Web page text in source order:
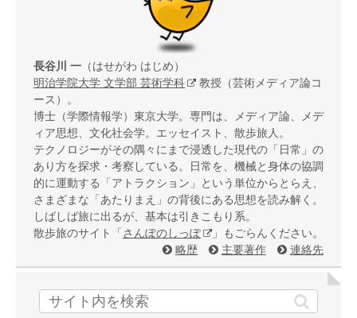
長谷川 一 （はせがわ はじめ）
明治学院大学 文学部 芸術学科
教授（芸術メディア論コ
ース）。
博士（学際情報学）東京大学。専門は、メディア論、メデ
ィア思想、文化社会学。エッセイスト、散歩旅人。
テクノロジーがその隅々にまで浸透した現代の「日常」の
あり方を探求・考察している。日常を、機械と身体の協調
的に運動する「アトラクション」という単位からとらえ、
さまざまな「あたりまえ」の背後にある思想を読み解く。
しばしば旅に出るが、基本は引きこもり系。
散歩旅のサイト「 さんぽのしっぽ
」もごらんください。
略歴
主要著作 連絡先